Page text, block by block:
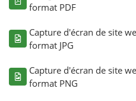
format PDF
Capture d'écran de site
format JPG
Capture d'écran de site
format PNG